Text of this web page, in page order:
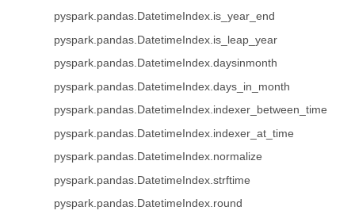
pyspark.pandas.DatetimeIndex.is_year_end
pyspark.pandas.DatetimeIndex.is_leap_year
pyspark.pandas.DatetimeIndex.daysinmonth
pyspark.pandas.DatetimeIndex.days_in_month
pyspark.pandas.DatetimeIndex.indexer_between_time
pyspark.pandas.DatetimeIndex.indexer_at_time
pyspark.pandas.DatetimeIndex.normalize
pyspark.pandas.DatetimeIndex.strftime
pyspark.pandas.DatetimeIndex.round